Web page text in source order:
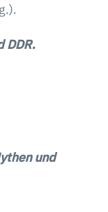
DDR.
und